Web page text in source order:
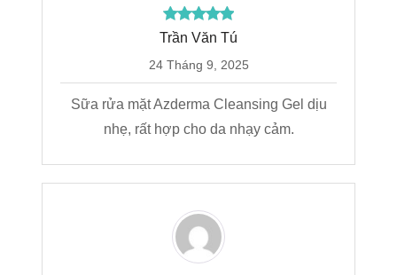
Trần Văn Tú
24 Tháng 9, 2025
Sữa rửa mặt Azderma Cleansing Gel dịu
nhẹ, rất hợp cho da nhạy cảm.